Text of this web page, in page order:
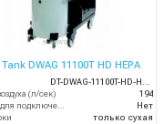
DWAG 11100T HD HEPA
DT-DWAG-11100T-HD-HEPA
(л/сек)
194
Розетка для подключения инструмента
Нет
только сухая